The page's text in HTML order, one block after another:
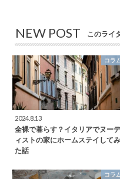
NEW POST このライ
コラ
2024.8.13
全裸で暮らす？イタリアでヌーデ
ィストの家にホームステイしてみ
た話
コラ